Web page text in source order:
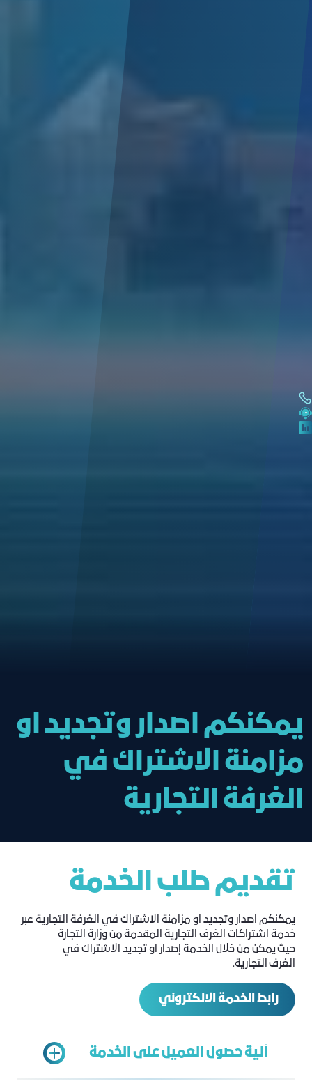
يمكنكم اصدار وتجديد او
مزامنة الاشتراك في
الغرفة التجارية
تقديم طلب الخدمة
يمكنكم اصدار وتجديد او مزامنة الاشتراك في الغرفة التجارية عبر
خدمة اشتراكات الغرف التجارية المقدمة من وزارة التجارة
حيث يمكن من خلال الخدمة إصدار او تجديد الاشتراك في
الغرف التجارية.
رابط الخدمة الالكتروني
آلية حصول العميل على الخدمة